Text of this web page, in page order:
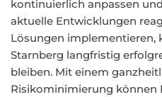
kontinuierlich anpassen
aktuelle Entwicklungen
Lösungen implementieren,
Starnberg langfristig
bleiben. Mit einem
Risikominimierung können